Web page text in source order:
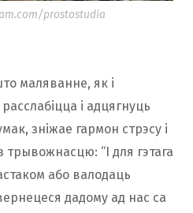
prostostudia
маляванне, як і
і адцягнуць
зніжае гармон стрэсу і
“І для гэтага
або валодаць
дадому ад нас са